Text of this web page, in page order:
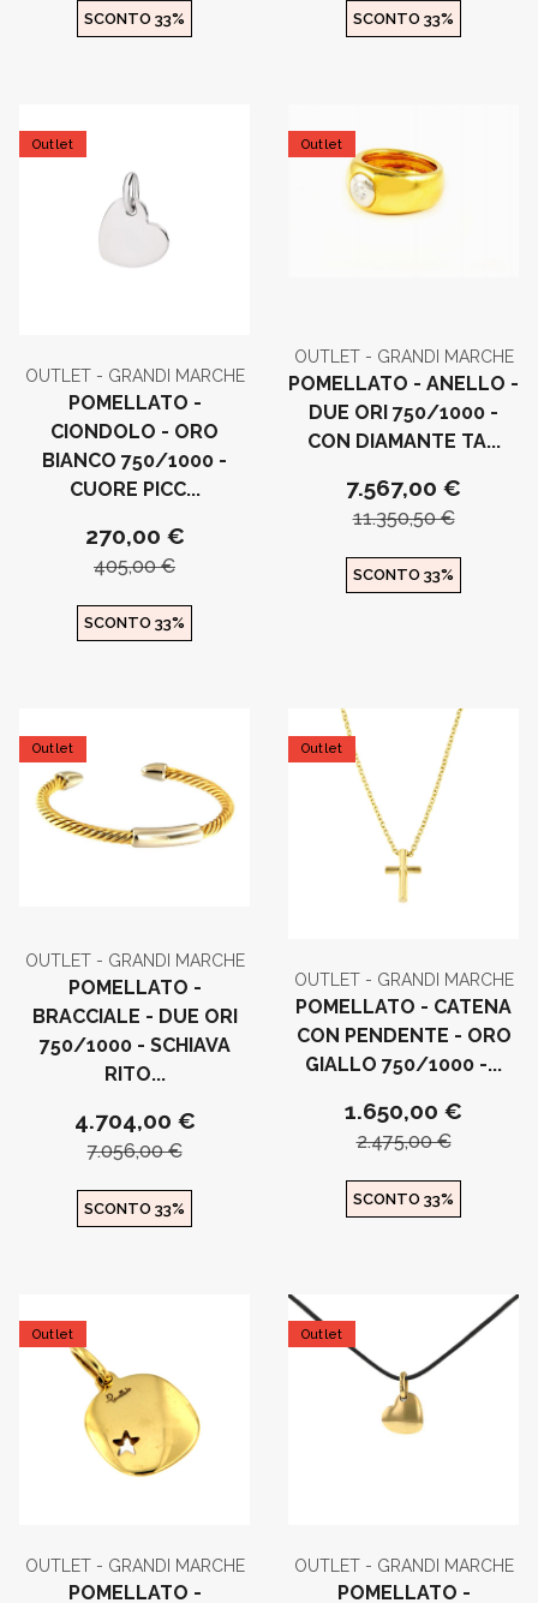
SCONTO 33% SCONTO 33%
Outlet
OUTLET - GRANDI MARCHE
POMELLATO -
CIONDOLO - ORO
BIANCO 750/1000 -
CUORE PICC...
270,00 €
405,00 €
SCONTO 33%
Outlet
OUTLET - GRANDI MARCHE
POMELLATO - ANELLO -
DUE ORI 750/1000 -
CON DIAMANTE TA...
7.567,00 €
11.350,50 €
SCONTO 33%
Outlet
OUTLET - GRANDI MARCHE
POMELLATO -
BRACCIALE - DUE ORI
750/1000 - SCHIAVA
RITO...
4.704,00 €
7.056,00 €
SCONTO 33%
Outlet
OUTLET - GRANDI MARCHE
POMELLATO - CATENA
CON PENDENTE - ORO
GIALLO 750/1000 -...
1.650,00 €
2.475,00 €
SCONTO 33%
Outlet
OUTLET - GRANDI MARCHE
POMELLATO -
Outlet
OUTLET - GRANDI MARCHE
POMELLATO -